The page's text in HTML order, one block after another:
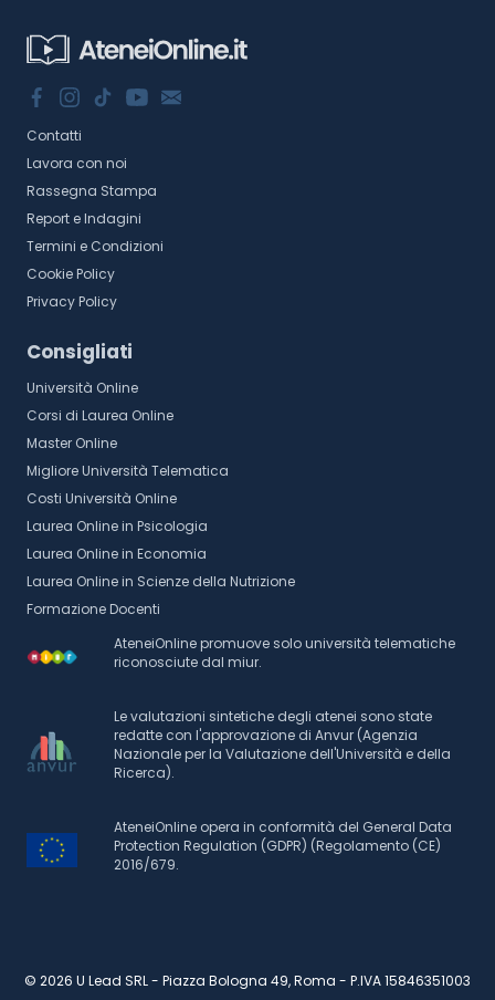
Contatti
Lavora con noi
Rassegna Stampa
Report e Indagini
Termini e Condizioni
Cookie Policy
Privacy Policy
Consigliati
Università Online
Corsi di Laurea Online
Master Online
Migliore Università Telematica
Costi Università Online
Laurea Online in Psicologia
Laurea Online in Economia
Laurea Online in Scienze della Nutrizione
Formazione Docenti
AteneiOnline promuove solo università telematiche
riconosciute dal miur.
Le valutazioni sintetiche degli atenei sono state
redatte con l'approvazione di Anvur (Agenzia
Nazionale per la Valutazione dell'Università e della
Ricerca).
AteneiOnline opera in conformità del General Data
Protection Regulation (GDPR) (Regolamento (CE)
2016/679.
© 2026 U Lead SRL - Piazza Bologna 49, Roma - P.IVA 15846351003